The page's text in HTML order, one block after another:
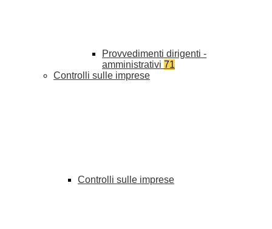
Provvedimenti dirigenti -
amministrativi 71
Controlli sulle imprese
Controlli sulle imprese